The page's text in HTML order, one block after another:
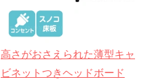
高さがおさえられた薄型キャ
ビネットつきヘッドボード